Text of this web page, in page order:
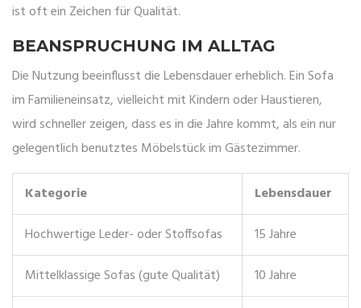
ist oft ein Zeichen für Qualität.
BEANSPRUCHUNG IM ALLTAG
Die Nutzung beeinflusst die Lebensdauer erheblich. Ein Sofa
im Familieneinsatz, vielleicht mit Kindern oder Haustieren,
wird schneller zeigen, dass es in die Jahre kommt, als ein nur
gelegentlich benutztes Möbelstück im Gästezimmer.
Kategorie
Lebensdauer
Hochwertige Leder- oder Stoffsofas
15 Jahre
Mittelklassige Sofas (gute Qualität)
10 Jahre